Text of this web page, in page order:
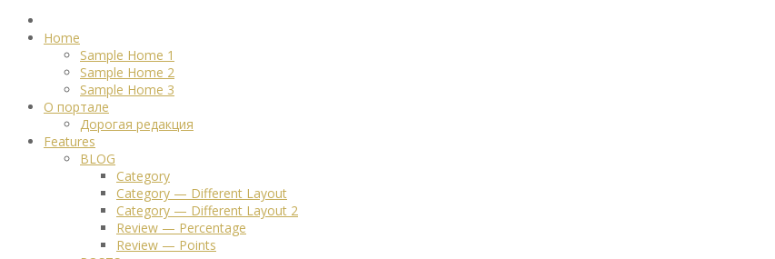
Home
Sample Home 1
Sample Home 2
Sample Home 3
О портале
Дорогая редакция
Features
BLOG
Category
Category — Different Layout
Category — Different Layout 2
Review — Percentage
Review — Points